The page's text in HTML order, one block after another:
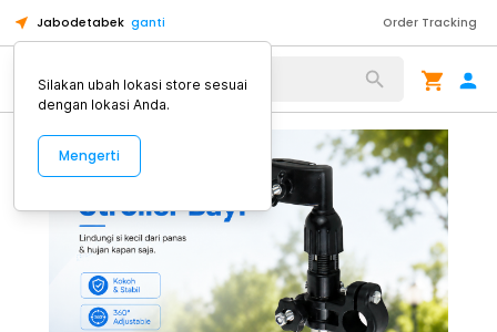
Jabodetabek ganti Order Tracking
Alat Kopi
Silakan ubah lokasi store sesuai
dengan lokasi Anda.
Mengerti